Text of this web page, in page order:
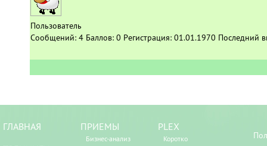
Пользователь
Сообщений: 4 Баллов: 0 Регистрация: 01.01.1970 Последний
ГЛАВНАЯ
ПРИЕМЫ
Бизнес-анализ
PLEX
Коротко